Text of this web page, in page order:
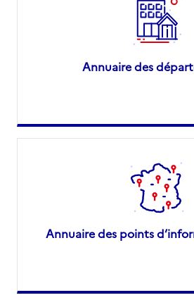
Annuaire des
Annuaire des points